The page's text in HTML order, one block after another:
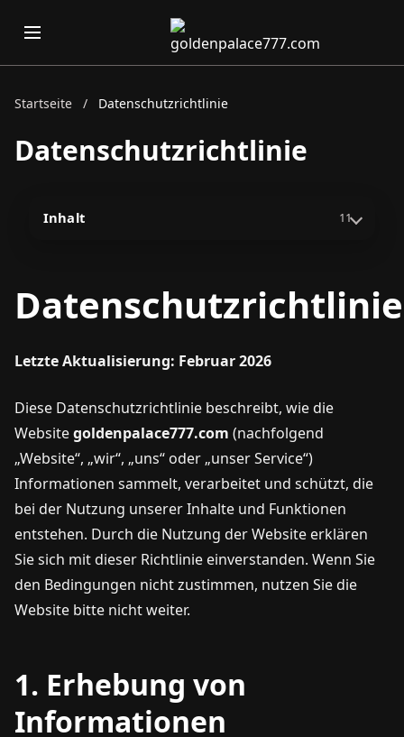
Startseite / Datenschutzrichtlinie
Datenschutzrichtlinie
Inhalt 11
Datenschutzrichtlinie
Letzte Aktualisierung: Februar 2026
Diese Datenschutzrichtlinie beschreibt, wie die
Websitegoldenpalace777.com (nachfolgend
„Website“, „wir“, „uns“ oder „unser Service“)
Informationen sammelt, verarbeitet und schützt, die
bei der Nutzung unserer Inhalte und Funktionen
entstehen. Durch die Nutzung der Website erklären
Sie sich mit dieser Richtlinie einverstanden. Wenn Sie
den Bedingungen nicht zustimmen, nutzen Sie die
Website bitte nicht weiter.
1. Erhebung von
Informationen